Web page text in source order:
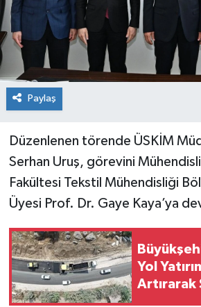
Paylaş
Düzenlenen törende ÜSKİM
Serhan Uruş, görevini
Fakültesi Tekstil Mühendisliği
Üyesi Prof. Dr. Gaye Kaya’ya
Yol
Artırarak